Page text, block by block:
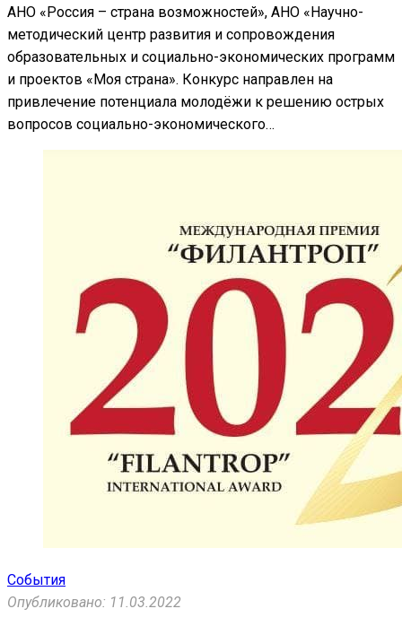
АНО «Россия – страна возможностей», АНО «Научно-
методический центр развития и сопровождения
образовательных и социально-экономических программ
и проектов «Моя страна». Конкурс направлен на
привлечение потенциала молодёжи к решению острых
вопросов социально-экономического…
События
Опубликовано: 11.03.2022